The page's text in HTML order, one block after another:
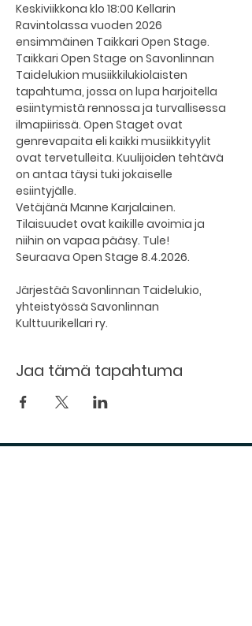
Keskiviikkona klo 18:00 Kellarin
Ravintolassa vuoden 2026
ensimmäinen Taikkari Open Stage.
Taikkari Open Stage on Savonlinnan
Taidelukion musiikkilukiolaisten
tapahtuma, jossa on lupa harjoitella
esiintymistä rennossa ja turvallisessa
ilmapiirissä. Open Staget ovat
genrevapaita eli kaikki musiikkityylit
ovat tervetulleita. Kuulijoiden tehtävä
on antaa täysi tuki jokaiselle
esiintyjälle.
Vetäjänä Manne Karjalainen.
Tilaisuudet ovat kaikille avoimia ja
niihin on vapaa pääsy. Tule!
Seuraava Open Stage 8.4.2026.
Järjestää Savonlinnan Taidelukio,
yhteistyössä Savonlinnan
Kulttuurikellari ry.
Jaa tämä tapahtuma